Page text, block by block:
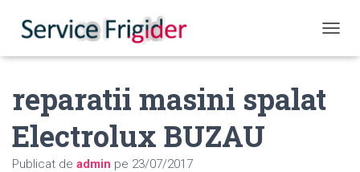
reparatii masini spalat
Electrolux BUZAU
Publicat de admin pe 23/07/2017